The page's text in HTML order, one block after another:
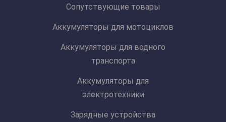
Сопутствующие товары
Аккумуляторы для мотоциклов
Аккумуляторы для водного
транспорта
Аккумуляторы для
электротехники
Зарядные устройства